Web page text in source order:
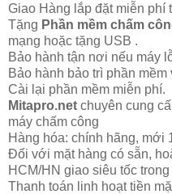
Giao Hàng lắp đặt miễn phí
Tặng Phần mềm chấm
mạng hoặc tặng USB .
Bảo hành tận nơi nếu máy
Bảo hành bảo trì phần mềm
Cài lại phần mềm miễn phí.
Mitapro.net chuyên cung
máy chấm công
Hàng hóa: chính hãng, mới
Đối với mặt hàng có sẵn,
HCM/HN giao siêu tốc
Thanh toán linh hoạt tiền